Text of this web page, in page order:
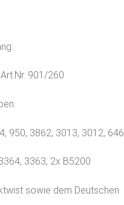
901/260
950, 3862, 3013, 3012, 646
3363, 2x B5200
sowie dem Deutschen